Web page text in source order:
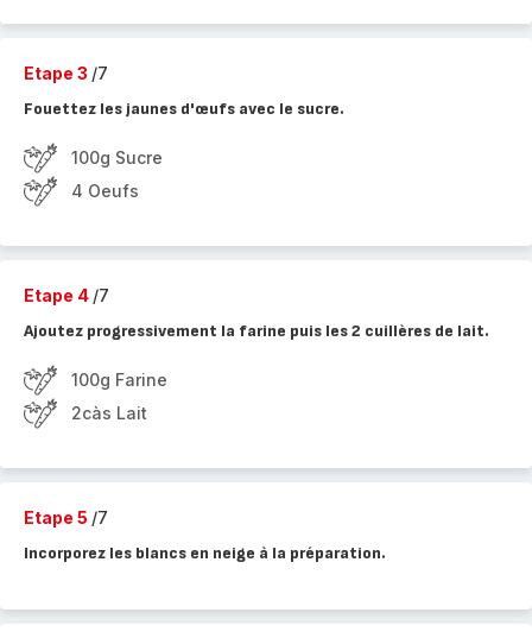
Etape 3 /7
Fouettez les jaunes d'œufs avec le sucre.
100g Sucre
4 Oeufs
Etape 4 /7
Ajoutez progressivement la farine puis les 2 cuillères de lait.
100g Farine
2càs Lait
Etape 5 /7
Incorporez les blancs en neige à la préparation.